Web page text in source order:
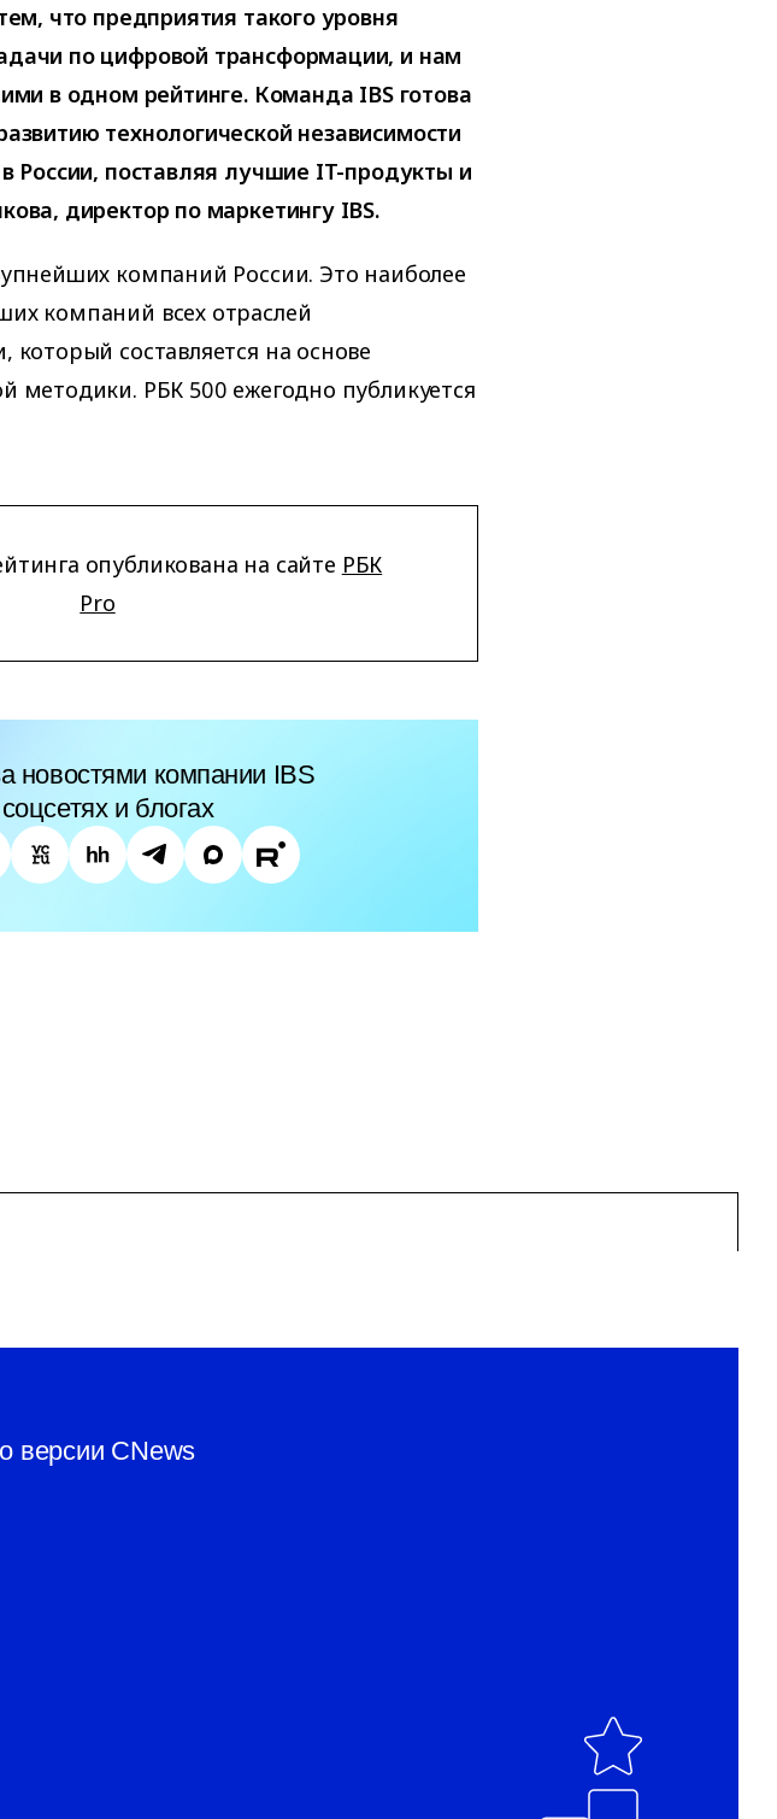
что предприятия такого уровня
по цифровой трансформации, и нам
в одном рейтинге. Команда IBS готова
технологической независимости
России, поставляя лучшие IT-продукты и
директор по маркетингу IBS.
компаний России. Это наиболее
компаний всех отраслей
который составляется на основе
методики. РБК 500 ежегодно публикуется
опубликована на сайте РБК
Pro
новостями компании IBS
и блогах
версии CNews